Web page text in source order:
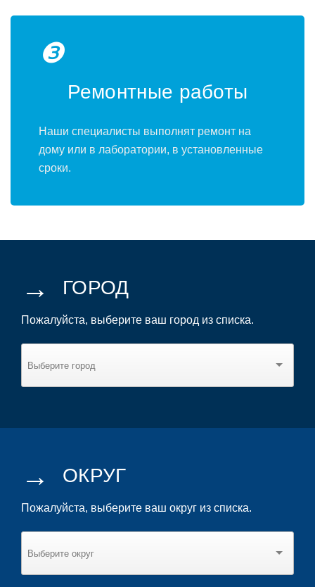
❸
Ремонтные работы
Наши специалисты выполнят ремонт на
дому или в лаборатории, в установленные
сроки.
→ ГОРОД
Пожалуйста, выберите ваш город из списка.
→ ОКРУГ
Пожалуйста, выберите ваш округ из списка.